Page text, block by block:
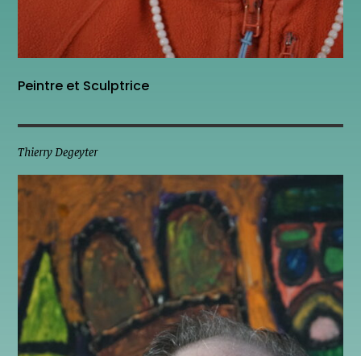
Peintre et Sculptrice
Thierry Degeyter